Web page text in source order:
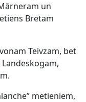
un
Bretam
Teivzam, bet
metieniem,